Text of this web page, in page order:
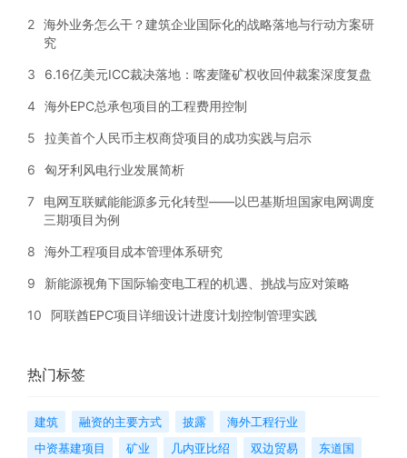
2 海外业务怎么干？建筑企业国际化的战略落地与行动方案研
究
3 6.16亿美元ICC裁决落地：喀麦隆矿权收回仲裁案深度复盘
4 海外EPC总承包项目的工程费用控制
5 拉美首个人民币主权商贷项目的成功实践与启示
6 匈牙利风电行业发展简析
7
电网互联赋能能源多元化转型——以巴基斯坦国家电网调度
三期项目为例
8 海外工程项目成本管理体系研究
9 新能源视角下国际输变电工程的机遇、挑战与应对策略
10 阿联酋EPC项目详细设计进度计划控制管理实践
热门标签
建筑 融资的主要方式 披露
海外工程行业
中资基建项目
矿业 几内亚比绍 双边贸易 东道国